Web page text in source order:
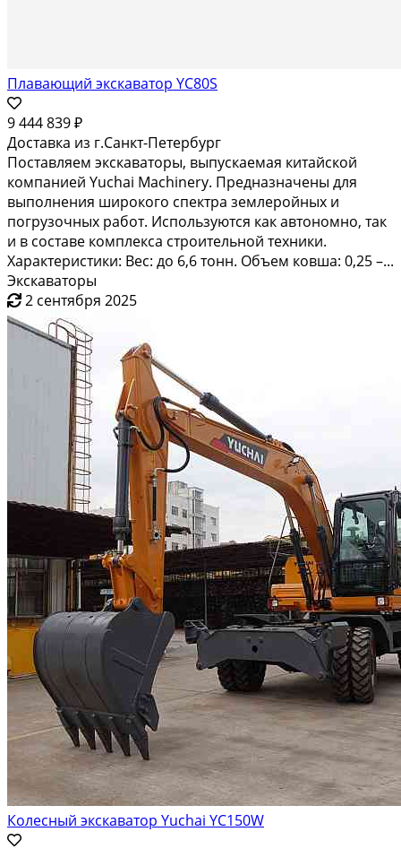
Плавающий экскаватор YC80S
9 444 839 ₽
Доставка из г.Санкт-Петербург
Поставляем экскаваторы, выпускаемая китайской
компанией Yuchai Machinery. Предназначены для
выполнения широкого спектра землеройных и
погрузочных работ. Используются как автономно, так
и в составе комплекса строительной техники.
Характеристики: Вес: до 6,6 тонн. Объем ковша: 0,25 –...
Экскаваторы
2 сентября 2025
Колесный экскаватор Yuchai YC150W